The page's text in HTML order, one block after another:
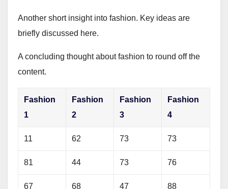
Another short insight into fashion. Key ideas are
briefly discussed here.
A concluding thought about fashion to round off the
content.
Fashion
1
Fashion
2
Fashion
3
Fashion
4
11 62 73 73
81 44 73 76
67 68 47 88